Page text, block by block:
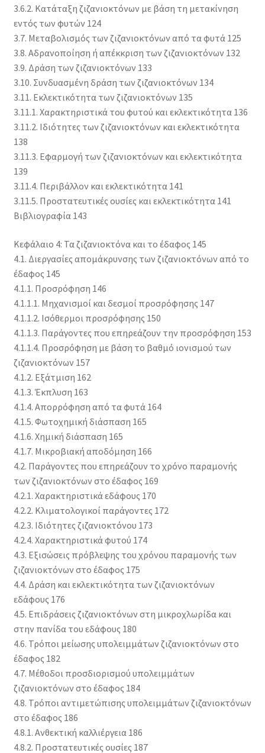
3.6.2. Κατάταξη ζιζανιοκτόνων με βάση τη μετακίνηση
εντός των φυτών 124
3.7. Μεταβολισμός των ζιζανιοκτόνων από τα φυτά 125
3.8. Αδρανοποίηση ή απέκκριση των ζιζανιοκτόνων 132
3.9. Δράση των ζιζανιοκτόνων 133
3.10. Συνδυασμένη δράση των ζιζανιοκτόνων 134
3.11. Εκλεκτικότητα των ζιζανιοκτόνων 135
3.11.1. Χαρακτηριστικά του φυτού και εκλεκτικότητα 136
3.11.2. Ιδιότητες των ζιζανιοκτόνων και εκλεκτικότητα
138
3.11.3. Εφαρμογή των ζιζανιοκτόνων και εκλεκτικότητα
139
3.11.4. Περιβάλλον και εκλεκτικότητα 141
3.11.5. Προστατευτικές ουσίες και εκλεκτικότητα 141
Βιβλιογραφία 143
Κεφάλαιο 4: Τα ζιζανιοκτόνα και το έδαφος 145
4.1. Διεργασίες απομάκρυνσης των ζιζανιοκτόνων από το
έδαφος 145
4.1.1. Προσρόφηση 146
4.1.1.1. Μηχανισμοί και δεσμοί προσρόφησης 147
4.1.1.2. Ισόθερμοι προσρόφησης 150
4.1.1.3. Παράγοντες που επηρεάζουν την προσρόφηση 153
4.1.1.4. Προσρόφηση με βάση το βαθμό ιονισμού των
ζιζανιοκτόνων 157
4.1.2. Εξάτμιση 162
4.1.3. Έκπλυση 163
4.1.4. Απορρόφηση από τα φυτά 164
4.1.5. Φωτοχημική διάσπαση 165
4.1.6. Χημική διάσπαση 165
4.1.7. Μικροβιακή αποδόμηση 166
4.2. Παράγοντες που επηρεάζουν το χρόνο παραμονής
των ζιζανιοκτόνων στο έδαφος 169
4.2.1. Χαρακτηριστικά εδάφους 170
4.2.2. Κλιματολογικοί παράγοντες 172
4.2.3. Ιδιότητες ζιζανιοκτόνου 173
4.2.4. Χαρακτηριστικά φυτού 174
4.3. Εξισώσεις πρόβλεψης του χρόνου παραμονής των
ζιζανιοκτόνων στο έδαφος 175
4.4. Δράση και εκλεκτικότητα των ζιζανιοκτόνων
εδάφους 176
4.5. Επιδράσεις ζιζανιοκτόνων στη μικροχλωρίδα και
στην πανίδα του εδάφους 180
4.6. Τρόποι μείωσης υπολειμμάτων ζιζανιοκτόνων στο
έδαφος 182
4.7. Μέθοδοι προσδιορισμού υπολειμμάτων
ζιζανιοκτόνων στο έδαφος 184
4.8. Τρόποι αντιμετώπισης υπολειμμάτων ζιζανιοκτόνων
στο έδαφος 186
4.8.1. Ανθεκτική καλλιέργεια 186
4.8.2. Προστατευτικές ουσίες 187